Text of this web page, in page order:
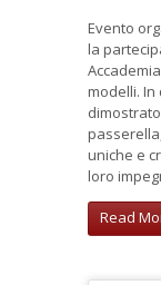
Evento
la
modelli.
uniche e
loro
Read